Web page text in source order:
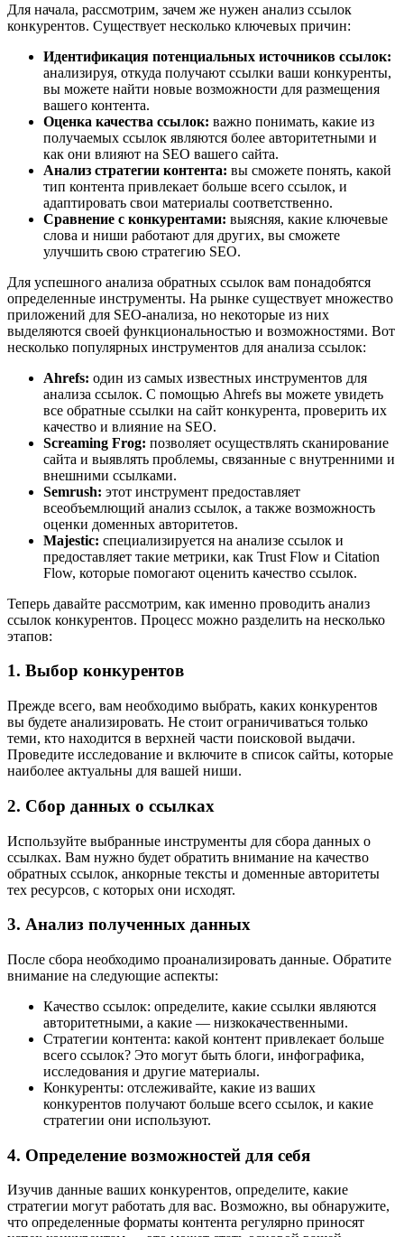
Для начала, рассмотрим, зачем же нужен анализ ссылок
конкурентов. Существует несколько ключевых причин:
Идентификация потенциальных источников ссылок:
анализируя, откуда получают ссылки ваши конкуренты,
вы можете найти новые возможности для размещения
вашего контента.
Оценка качества ссылок: важно понимать, какие из
получаемых ссылок являются более авторитетными и
как они влияют на SEO вашего сайта.
Анализ стратегии контента: вы сможете понять, какой
тип контента привлекает больше всего ссылок, и
адаптировать свои материалы соответственно.
Сравнение с конкурентами: выясняя, какие ключевые
слова и ниши работают для других, вы сможете
улучшить свою стратегию SEO.
Для успешного анализа обратных ссылок вам понадобятся
определенные инструменты. На рынке существует множество
приложений для SEO-анализа, но некоторые из них
выделяются своей функциональностью и возможностями. Вот
несколько популярных инструментов для анализа ссылок:
Ahrefs: один из самых известных инструментов для
анализа ссылок. С помощью Ahrefs вы можете увидеть
все обратные ссылки на сайт конкурента, проверить их
качество и влияние на SEO.
Screaming Frog: позволяет осуществлять сканирование
сайта и выявлять проблемы, связанные с внутренними и
внешними ссылками.
Semrush: этот инструмент предоставляет
всеобъемлющий анализ ссылок, а также возможность
оценки доменных авторитетов.
Majestic: специализируется на анализе ссылок и
предоставляет такие метрики, как Trust Flow и Citation
Flow, которые помогают оценить качество ссылок.
Теперь давайте рассмотрим, как именно проводить анализ
ссылок конкурентов. Процесс можно разделить на несколько
этапов:
1. Выбор конкурентов
Прежде всего, вам необходимо выбрать, каких конкурентов
вы будете анализировать. Не стоит ограничиваться только
теми, кто находится в верхней части поисковой выдачи.
Проведите исследование и включите в список сайты, которые
наиболее актуальны для вашей ниши.
2. Сбор данных о ссылках
Используйте выбранные инструменты для сбора данных о
ссылках. Вам нужно будет обратить внимание на качество
обратных ссылок, анкорные тексты и доменные авторитеты
тех ресурсов, с которых они исходят.
3. Анализ полученных данных
После сбора необходимо проанализировать данные. Обратите
внимание на следующие аспекты:
Качество ссылок: определите, какие ссылки являются
авторитетными, а какие — низкокачественными.
Стратегии контента: какой контент привлекает больше
всего ссылок? Это могут быть блоги, инфографика,
исследования и другие материалы.
Конкуренты: отслеживайте, какие из ваших
конкурентов получают больше всего ссылок, и какие
стратегии они используют.
4. Определение возможностей для себя
Изучив данные ваших конкурентов, определите, какие
стратегии могут работать для вас. Возможно, вы обнаружите,
что определенные форматы контента регулярно приносят